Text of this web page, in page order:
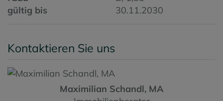
gültig bis
30.11.2030
Kontaktieren Sie uns
Maximilian Schandl, MA